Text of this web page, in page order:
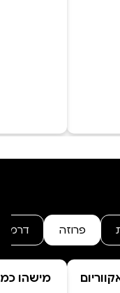
לצד
פרוזה דרמה
מישהו